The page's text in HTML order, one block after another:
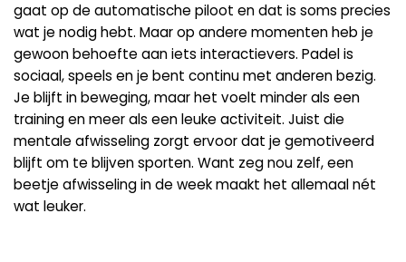
gaat op de automatische piloot en dat is soms precies
wat je nodig hebt. Maar op andere momenten heb je
gewoon behoefte aan iets interactievers. Padel is
sociaal, speels en je bent continu met anderen bezig.
Je blijft in beweging, maar het voelt minder als een
training en meer als een leuke activiteit. Juist die
mentale afwisseling zorgt ervoor dat je gemotiveerd
blijft om te blijven sporten. Want zeg nou zelf, een
beetje afwisseling in de week maakt het allemaal nét
wat leuker.